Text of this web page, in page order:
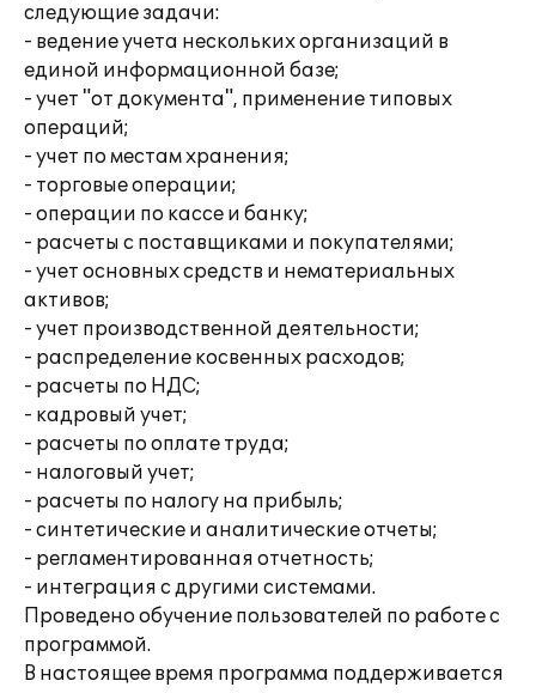
следующие задачи:
- ведение учета нескольких организаций в
единой информационной базе;
- учет "от документа", применение типовых
операций;
- учет по местам хранения;
- торговые операции;
- операции по кассе и банку;
- расчеты с поставщиками и покупателями;
- учет основных средств и нематериальных
активов;
- учет производственной деятельности;
- распределение косвенных расходов;
- расчеты по НДС;
- кадровый учет;
- расчеты по оплате труда;
- налоговый учет;
- расчеты по налогу на прибыль;
- синтетические и аналитические отчеты;
- регламентированная отчетность;
- интеграция с другими системами.
Проведено обучение пользователей по работе с
программой.
В настоящее время программа поддерживается